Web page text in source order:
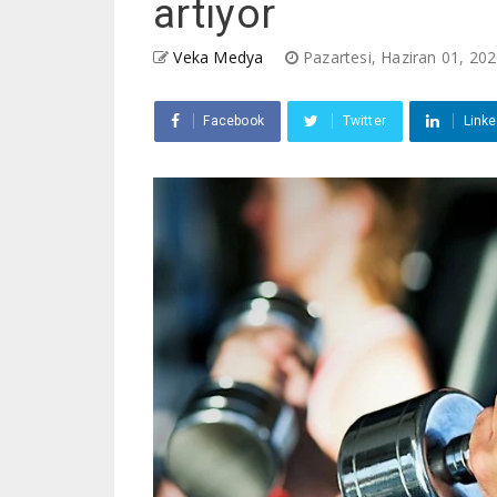
artıyor
Veka Medya Pazartesi, Haziran 01,
Facebook Twitter